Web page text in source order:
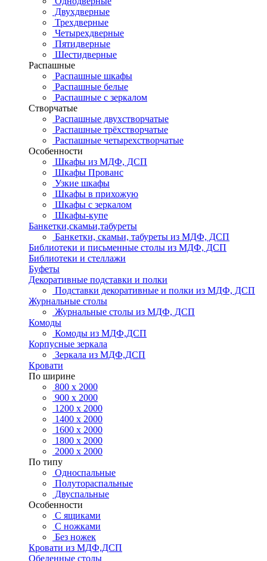
Двухдверные
Трехдверные
Четырехдверные
Пятидверные
Шестидверные
Распашные
Распашные шкафы
Распашные белые
Распашные с зеркалом
Створчатые
Распашные двухстворчатые
Распашные трёхстворчатые
Распашные четырехстворчатые
Особенности
Шкафы из МДФ, ДСП
Шкафы Прованс
Узкие шкафы
Шкафы в прихожую
Шкафы с зеркалом
Шкафы-купе
Банкетки,скамьи,табуреты
Банкетки, скамьи, табуреты из МДФ, ДСП
Библиотеки и письменные столы из МДФ, ДСП
Библиотеки и стеллажи
Буфеты
Декоративные подставки и полки
Подставки декоративные и полки из МДФ, ДСП
Журнальные столы
Журнальные столы из МДФ, ДСП
Комоды
Комоды из МДФ,ДСП
Корпусные зеркала
Зеркала из МДФ,ДСП
Кровати
По ширине
800 х 2000
900 х 2000
1200 х 2000
1400 х 2000
1600 х 2000
1800 х 2000
2000 х 2000
По типу
Односпальные
Полутораспальные
Двуспальные
Особенности
С ящиками
С ножками
Без ножек
Кровати из МДФ,ДСП
Обеденные столы